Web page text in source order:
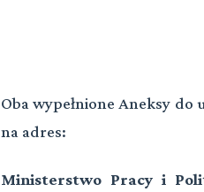
Oba wypełnione Aneksy do
na adres:
Ministerstwo Pracy i